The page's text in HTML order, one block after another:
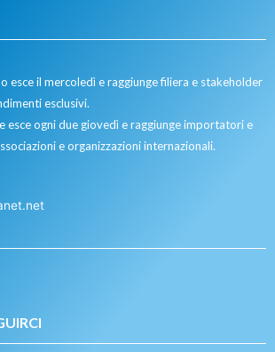
esce il mercoledì e raggiunge filiera e stakeholder
esclusivi.
esce ogni due giovedì e raggiunge importatori e
e organizzazioni internazionali.